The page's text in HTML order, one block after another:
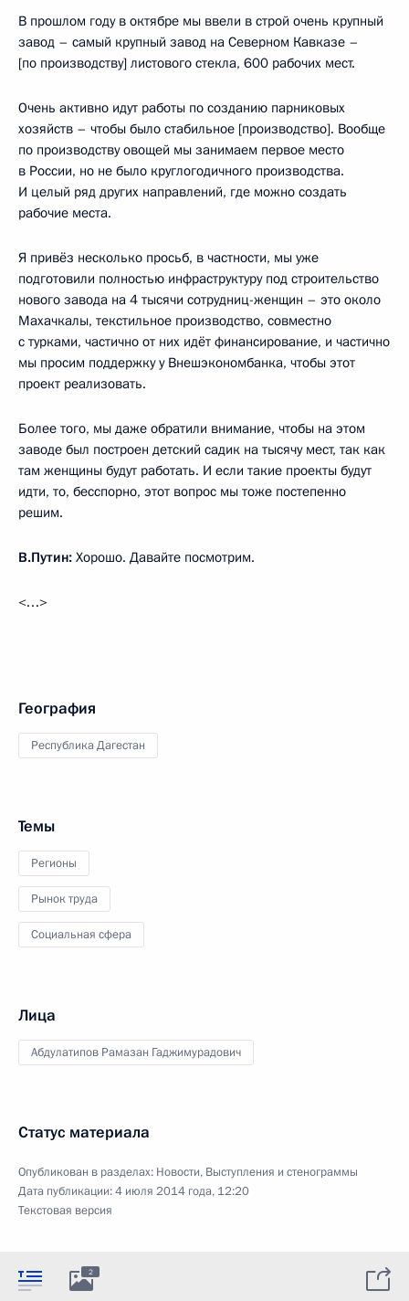
В прошлом году в октябре мы ввели в строй очень крупный
завод – самый крупный завод на Северном Кавказе –
[по производству] листового стекла, 600 рабочих мест.
Очень активно идут работы по созданию парниковых
хозяйств – чтобы было стабильное [производство]. Вообще
по производству овощей мы занимаем первое место
в России, но не было круглогодичного производства.
И целый ряд других направлений, где можно создать
рабочие места.
Я привёз несколько просьб, в частности, мы уже
подготовили полностью инфраструктуру под строительство
нового завода на 4 тысячи сотрудниц-женщин – это около
Махачкалы, текстильное производство, совместно
с турками, частично от них идёт финансирование, и частично
мы просим поддержку у Внешэкономбанка, чтобы этот
проект реализовать.
Более того, мы даже обратили внимание, чтобы на этом
заводе был построен детский садик на тысячу мест, так как
там женщины будут работать. И если такие проекты будут
идти, то, бесспорно, этот вопрос мы тоже постепенно
решим.
В.Путин: Хорошо. Давайте посмотрим.
<…>
География
Республика Дагестан
Темы
Регионы
Рынок труда
Социальная сфера
Лица
Абдулатипов Рамазан Гаджимурадович
Статус материала
Опубликован в разделах: Новости, Выступления и стенограммы
Дата публикации:4 июля 2014 года, 12:20
Текстовая версия
2